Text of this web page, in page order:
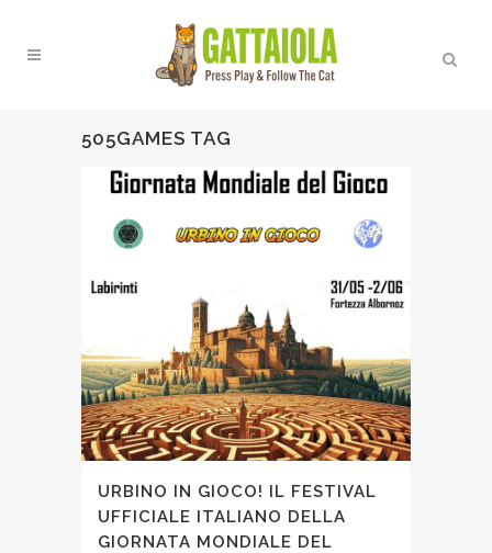
505GAMES TAG
URBINO IN GIOCO! IL FESTIVAL
UFFICIALE ITALIANO DELLA
GIORNATA MONDIALE DEL